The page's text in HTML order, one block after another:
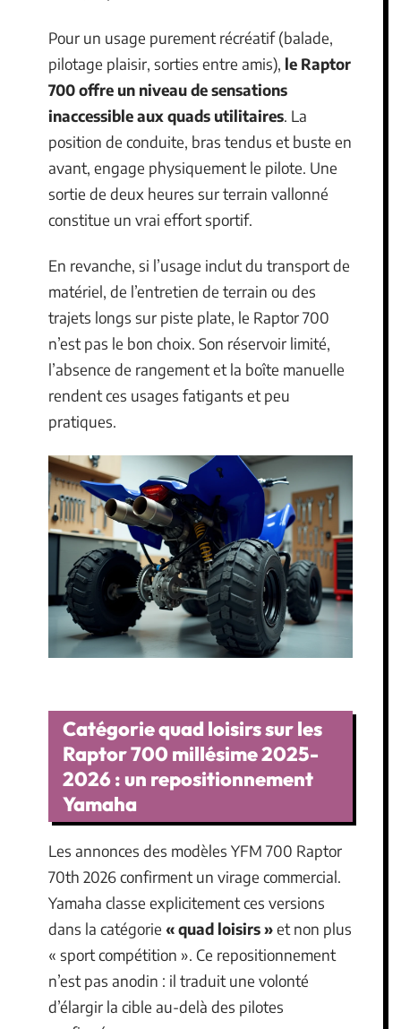
Pour un usage purement récréatif (balade,
pilotage plaisir, sorties entre amis), le Raptor
700 offre un niveau de sensations
inaccessible aux quads utilitaires. La
position de conduite, bras tendus et buste en
avant, engage physiquement le pilote. Une
sortie de deux heures sur terrain vallonné
constitue un vrai effort sportif.
En revanche, si l’usage inclut du transport de
matériel, de l’entretien de terrain ou des
trajets longs sur piste plate, le Raptor 700
n’est pas le bon choix. Son réservoir limité,
l’absence de rangement et la boîte manuelle
rendent ces usages fatigants et peu
pratiques.
Catégorie quad loisirs sur les
Raptor 700 millésime 2025-
2026 : un repositionnement
Yamaha
Les annonces des modèles YFM 700 Raptor
70th 2026 confirment un virage commercial.
Yamaha classe explicitement ces versions
dans la catégorie « quad loisirs »et non plus
« sport compétition ». Ce repositionnement
n’est pas anodin : il traduit une volonté
d’élargir la cible au-delà des pilotes